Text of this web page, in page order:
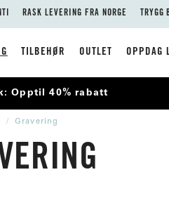
RASK LEVERING FRA NORGE TRYGG
TILBEHØR OUTLET OPPDAG
Opptil 40% rabatt
Gravering